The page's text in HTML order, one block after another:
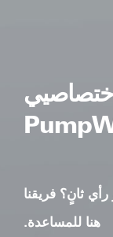
ثانٍ؟ فريقنا
هنا للمساعدة.